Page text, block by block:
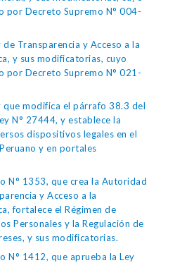
por Decreto Supremo N° 004-
de Transparencia y Acceso a la
y sus modificatorias, cuyo
por Decreto Supremo N° 021-
que modifica el párrafo 38.3 del
N° 27444, y establece la
dispositivos legales en el
y en portales
N° 1353, que crea la Autoridad
y Acceso a la
fortalece el Régimen de
Personales y la Regulación de
y sus modificatorias.
N° 1412, que aprueba la Ley